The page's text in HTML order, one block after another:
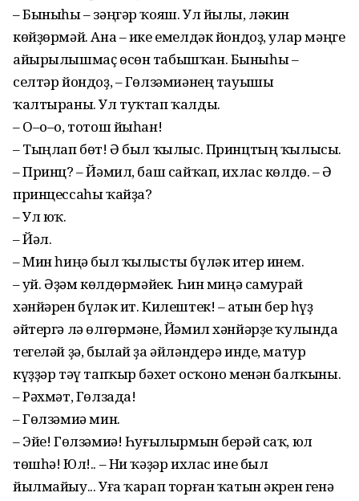
– Быныһы – зәңгәр ҡояш. Ул йылы, ләкин
көйҙөрмәй. Ана – ике емелдәк йондоҙ, улар мәңге
айырылышмаҫ өсөн табышҡан. Быныһы –
селтәр йондоҙ, – Гөлзәмиәнең тауышы
ҡалтыраны. Ул туҡтап ҡалды.
– О–о–о, тотош йыһан!
– Тыңлап бөт! Ә был ҡылыс. Принцтың ҡылысы.
– Принц? – Йәмил, баш сайҡап, ихлас көлдө. – Ә
принцессаһы ҡайҙа?
– Ул юҡ.
– Йәл.
– Мин һиңә был ҡылысты бүләк итер инем.
– Ҡуй. Әҙәм көлдөрмәйек. Һин миңә самурай
хәнйәрен бүләк ит. Килештек! – Ҡатын бер һүҙ
әйтергә лә өлгөрмәне, Йәмил хәнйәрҙе ҡулында
тегеләй ҙә, былай ҙа әйләндерә инде, матур
күҙҙәр тәү тапҡыр бәхет осҡоно менән балҡыны.
– Рәхмәт, Гөлзада!
– Гөлзәмиә мин.
– Эйе! Гөлзәмиә! Һуғылырмын берәй саҡ, юл
төшһә! Юл!.. – Ни ҡәҙәр ихлас ине был
йылмайыу... Уға ҡарап торған ҡатын әкрен генә